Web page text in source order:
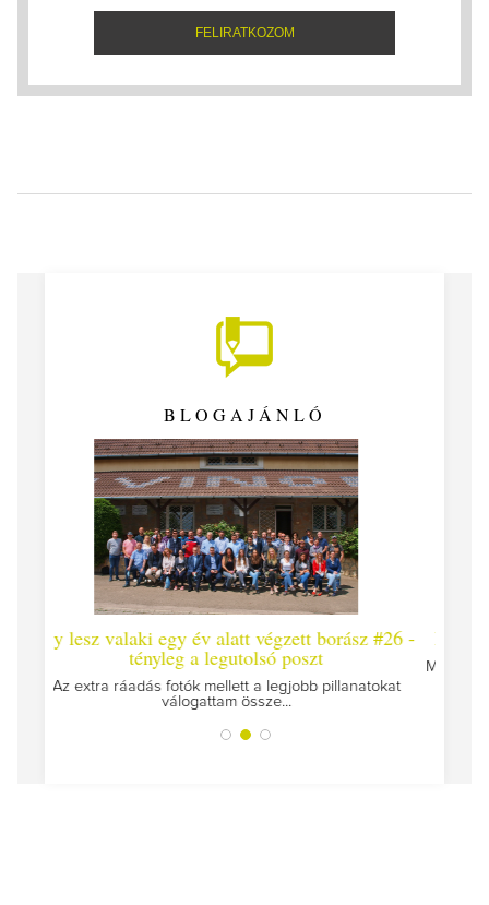
BLOGAJÁNLÓ
alatt végzett borász #26 -
poszt
a legjobb pillanatokat
Így lesz valaki egy év alatt
Megírtuk a modulzáró vizsgákat, már
az utolsó...